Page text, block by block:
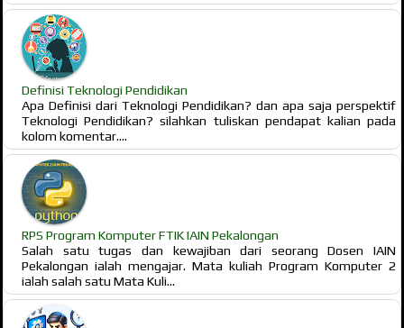
Definisi Teknologi Pendidikan
Apa Definisi dari Teknologi Pendidikan? dan apa saja perspektif
Teknologi Pendidikan? silahkan tuliskan pendapat kalian pada
kolom komentar....
RPS Program Komputer FTIK IAIN Pekalongan
Salah satu tugas dan kewajiban dari seorang Dosen IAIN
Pekalongan ialah mengajar. Mata kuliah Program Komputer 2
ialah salah satu Mata Kuli...